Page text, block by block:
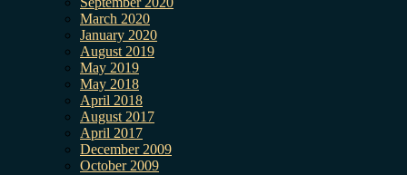
March 2020
January 2020
August 2019
May 2019
May 2018
April 2018
August 2017
April 2017
December 2009
October 2009